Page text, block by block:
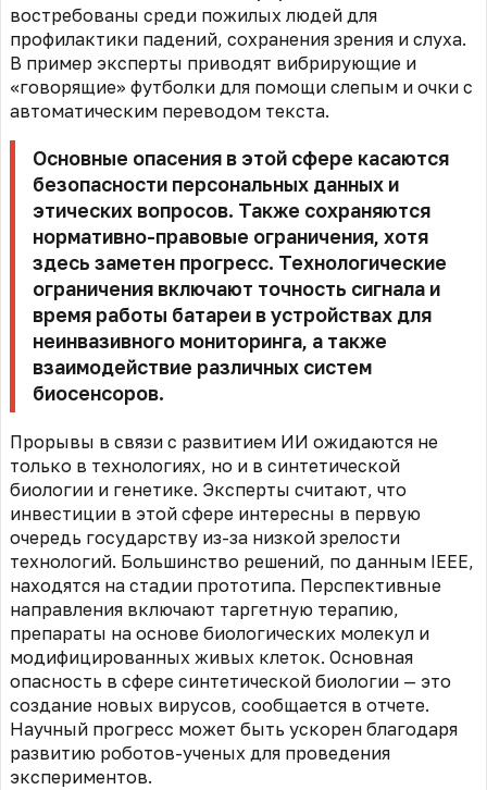
востребованы среди пожилых людей для
профилактики падений, сохранения зрения и слуха.
В пример эксперты приводят вибрирующие и
«говорящие» футболки для помощи слепым и очки с
автоматическим переводом текста.
Основные опасения в этой сфере касаются
безопасности персональных данных и
этических вопросов. Также сохраняются
нормативно-правовые ограничения, хотя
здесь заметен прогресс. Технологические
ограничения включают точность сигнала и
время работы батареи в устройствах для
неинвазивного мониторинга, а также
взаимодействие различных систем
биосенсоров.
Прорывы в связи с развитием ИИ ожидаются не
только в технологиях, но и в синтетической
биологии и генетике. Эксперты считают, что
инвестиции в этой сфере интересны в первую
очередь государству из-за низкой зрелости
технологий. Большинство решений, по данным IEEE,
находятся на стадии прототипа. Перспективные
направления включают таргетную терапию,
препараты на основе биологических молекул и
модифицированных живых клеток. Основная
опасность в сфере синтетической биологии — это
создание новых вирусов, сообщается в отчете.
Научный прогресс может быть ускорен благодаря
развитию роботов-ученых для проведения
экспериментов.